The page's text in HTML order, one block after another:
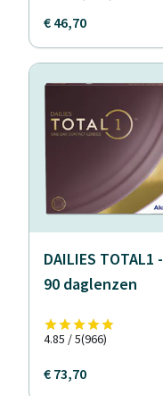
€ 46,70
DAILIES TOTAL1 -
90 daglenzen
4.85 / 5(966)
€ 73,70